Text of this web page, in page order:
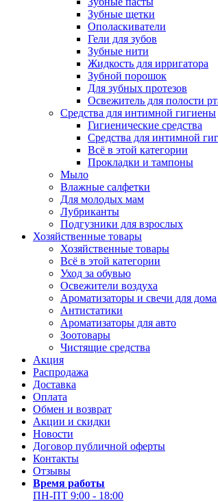
Зубные щетки
Ополаскиватели
Гели для зубов
Зубные нити
Жидкость для ирригатора
Зубной порошок
Для зубных протезов
Освежитель для полости
Средства для интимной гигиены
Гигиенические средства
Средства для интимной
Всё в этой категории
Прокладки и тампоны
Мыло
Влажные салфетки
Для молодых мам
Лубриканты
Подгузники для взрослых
Хозяйственные товары
Хозяйственные товары
Всё в этой категории
Уход за обувью
Освежители воздуха
Ароматизаторы и свечи для дома
Антистатики
Ароматизаторы для авто
Зоотовары
Чистящие средства
Акция
Распродажа
Доставка
Оплата
Обмен и возврат
Акции и скидки
Новости
Договор публичной оферты
Контакты
Отзывы
Время работы
ПН-ПТ 9:00 - 18:00